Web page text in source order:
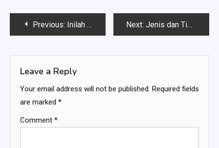
PostPrevious: Inilah Model Gelang Emas Terbaru 2023 yang Wajib Anda Ketahui! Next: Jenis dan Tips Perawatan Keran Kamar Mandi
Leave a Reply
Your email address will not be published. Required fields
are marked *
Comment *